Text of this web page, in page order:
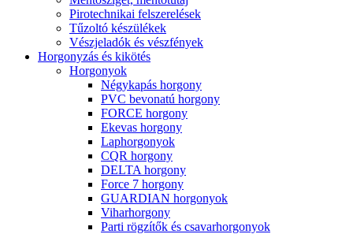
Pirotechnikai felszerelések
Tűzoltó készülékek
Vészjeladók és vészfények
Horgonyzás és kikötés
Horgonyok
Négykapás horgony
PVC bevonatú horgony
FORCE horgony
Ekevas horgony
Laphorgonyok
CQR horgony
DELTA horgony
Force 7 horgony
GUARDIAN horgonyok
Viharhorgony
Parti rögzítők és csavarhorgonyok